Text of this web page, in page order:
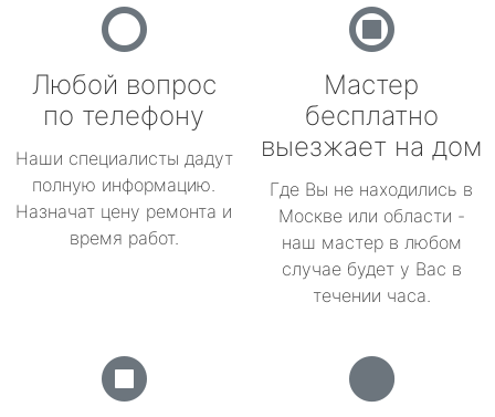
Любой вопрос
по телефону
Наши специалисты дадут
полную информацию.
Назначат цену ремонта и
время работ.
Мастер
бесплатно
выезжает на дом
Где Вы не находились в
Москве или области -
наш мастер в любом
случае будет у Вас в
течении часа.